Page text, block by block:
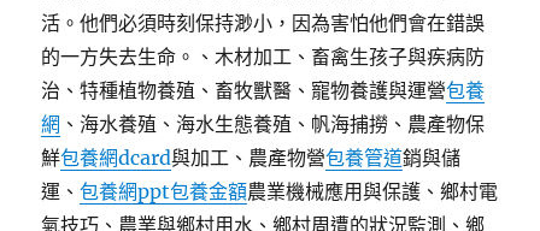
活。他們必須時刻保持渺小，因為害怕他們會在錯誤
的一方失去生命。、木材加工、畜禽生孩子與疾病防
治、特種植物養殖、畜牧獸醫、寵物養護與運營包養
網 、海水養殖、海水生態養殖、帆海捕撈、農產物保
鮮包養網dcard與加工、農產物營包養管道銷與儲
運、包養網ppt包養金額農業機械應用與保護、鄉村電
氣技巧、農業與鄉村用水、鄉村周遭的狀況監測、鄉